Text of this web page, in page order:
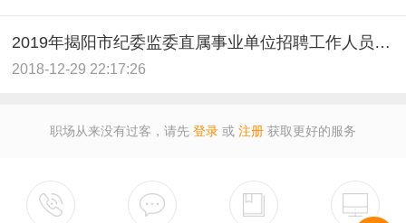
2019年揭阳市纪委监委直属事业单位招聘工作人员公告
2018-12-29 22:17:26
职场从来没有过客，请先 登录 或 注册 获取更好的服务